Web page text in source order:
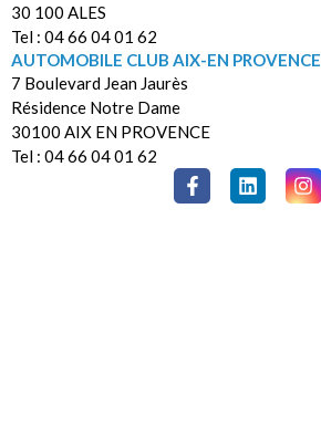
30 100 ALES
Tel : 04 66 04 01 62
AUTOMOBILE CLUB AIX-EN PROVENCE
7 Boulevard Jean Jaurès
Résidence Notre Dame
30100 AIX EN PROVENCE
Tel : 04 66 04 01 62